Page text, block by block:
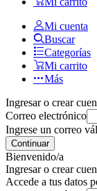
Mi cuenta
Buscar
Categorías
Mi carrito
Más
Ingresar o crear
Correo electrónico
Ingrese un correo
Continuar
Bienvenido/a
Ingresar o crear
Accede a tus datos